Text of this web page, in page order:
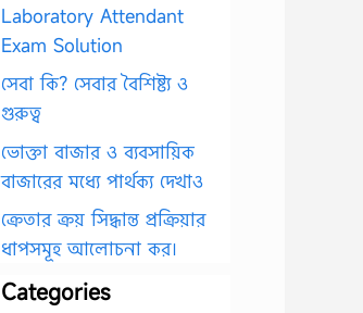
Laboratory Attendant
Exam Solution
সেবা কি? সেবার বৈশিষ্ট্য ও
গুরুত্ব
ভোক্তা বাজার ও ব্যবসায়িক
বাজারের মধ্যে পার্থক্য দেখাও
ক্রেতার ক্রয় সিদ্ধান্ত প্রক্রিয়ার
ধাপসমূহ আলোচনা কর।
Categories